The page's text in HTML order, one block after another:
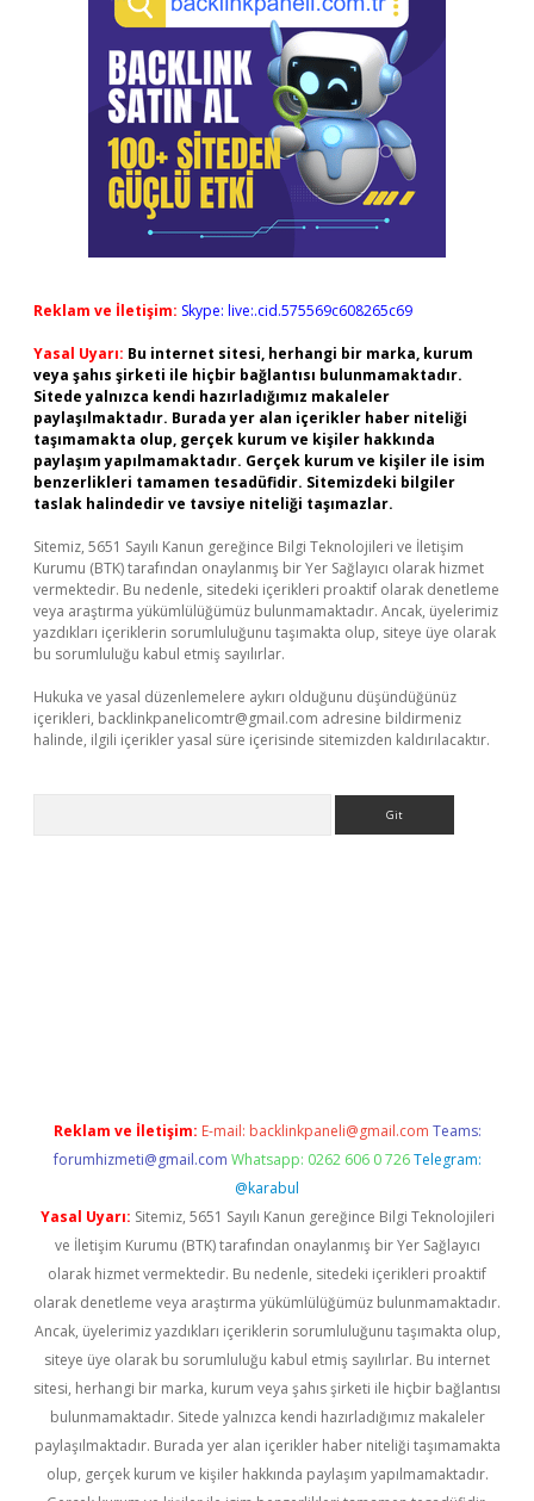
Reklam ve İletişim: Skype: live:.cid.575569c608265c69
Yasal Uyarı: Bu internet sitesi, herhangi bir marka, kurum
veya şahıs şirketi ile hiçbir bağlantısı bulunmamaktadır.
Sitede yalnızca kendi hazırladığımız makaleler
paylaşılmaktadır. Burada yer alan içerikler haber niteliği
taşımamakta olup, gerçek kurum ve kişiler hakkında
paylaşım yapılmamaktadır. Gerçek kurum ve kişiler ile isim
benzerlikleri tamamen tesadüfidir. Sitemizdeki bilgiler
taslak halindedir ve tavsiye niteliği taşımazlar.
Sitemiz, 5651 Sayılı Kanun gereğince Bilgi Teknolojileri ve İletişim
Kurumu (BTK) tarafından onaylanmış bir Yer Sağlayıcı olarak hizmet
vermektedir. Bu nedenle, sitedeki içerikleri proaktif olarak denetleme
veya araştırma yükümlülüğümüz bulunmamaktadır. Ancak, üyelerimiz
yazdıkları içeriklerin sorumluluğunu taşımakta olup, siteye üye olarak
bu sorumluluğu kabul etmiş sayılırlar.
Hukuka ve yasal düzenlemelere aykırı olduğunu düşündüğünüz
içerikleri, backlinkpanelicomtr@gmail.com adresine bildirmeniz
halinde, ilgili içerikler yasal süre içerisinde sitemizden kaldırılacaktır.
Reklam ve İletişim: E-mail: backlinkpaneli@gmail.com Teams:
forumhizmeti@gmail.com Whatsapp: 0262 606 0 726 Telegram:
@karabul
Yasal Uyarı: Sitemiz, 5651 Sayılı Kanun gereğince Bilgi Teknolojileri
ve İletişim Kurumu (BTK) tarafından onaylanmış bir Yer Sağlayıcı
olarak hizmet vermektedir. Bu nedenle, sitedeki içerikleri proaktif
olarak denetleme veya araştırma yükümlülüğümüz bulunmamaktadır.
Ancak, üyelerimiz yazdıkları içeriklerin sorumluluğunu taşımakta olup,
siteye üye olarak bu sorumluluğu kabul etmiş sayılırlar. Bu internet
sitesi, herhangi bir marka, kurum veya şahıs şirketi ile hiçbir bağlantısı
bulunmamaktadır. Sitede yalnızca kendi hazırladığımız makaleler
paylaşılmaktadır. Burada yer alan içerikler haber niteliği taşımamakta
olup, gerçek kurum ve kişiler hakkında paylaşım yapılmamaktadır.